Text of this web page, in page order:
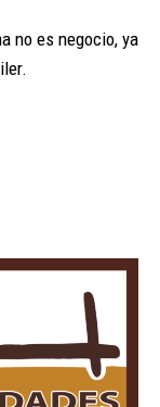
no es negocio, ya